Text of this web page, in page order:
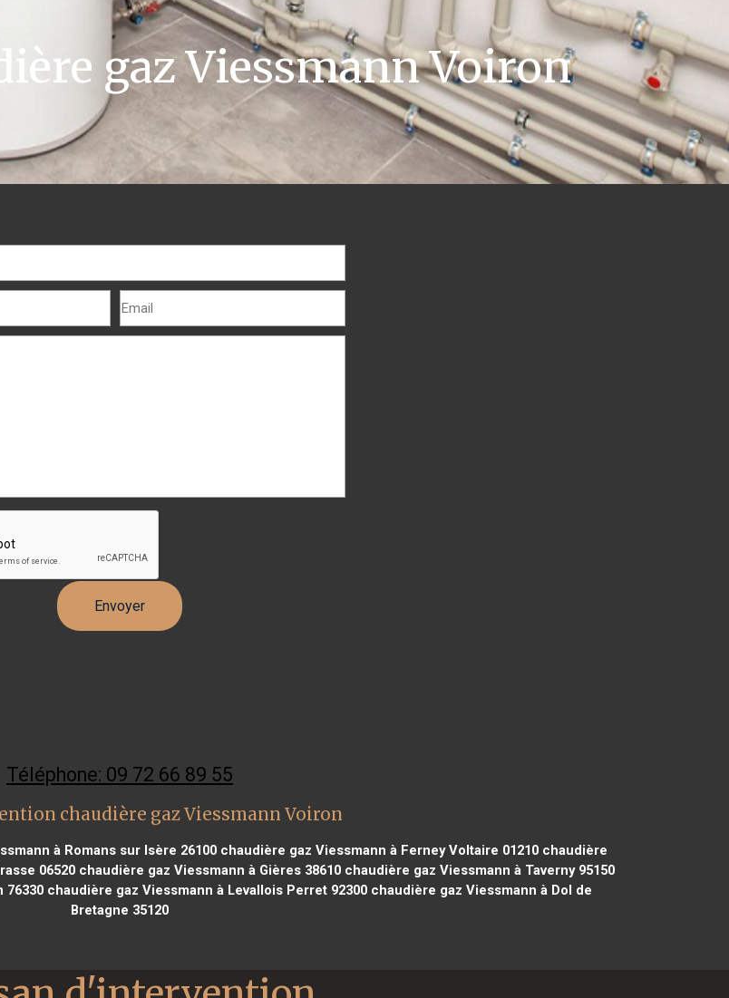
gaz Viessmann Voiron
Téléphone: 09 72 66 89 55
chaudière gaz Viessmann Voiron
à Romans sur Isère 26100 chaudière gaz Viessmann à Ferney Voltaire 01210 chaudière
06520chaudière gaz Viessmann à Gières 38610chaudière gaz Viessmann à Taverny 95150
76330 chaudière gaz Viessmann à Levallois Perret 92300 chaudière gaz Viessmann à Dol de
Bretagne 35120